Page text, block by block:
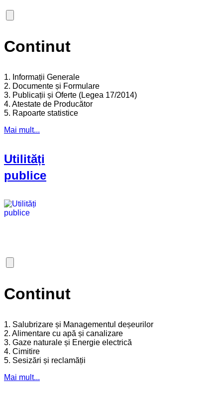
Continut
1. Informații Generale
2. Documente și Formulare
3. Publicații și Oferte (Legea 17/2014)
4. Atestate de Producător
5. Rapoarte statistice
Mai mult...
Utilități
publice
Continut
1. Salubrizare și Managementul deșeurilor
2. Alimentare cu apă și canalizare
3. Gaze naturale și Energie electrică
4. Cimitire
5. Sesizări și reclamății
Mai mult...